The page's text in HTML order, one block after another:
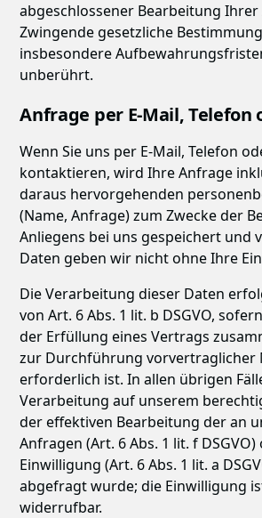
abgeschlossener Bearbeitung Ihrer
Zwingende gesetzliche
insbesondere
unberührt.
Anfrage per E-Mail, Telefon
Wenn Sie uns per E-Mail, Telefon
kontaktieren, wird Ihre Anfrage
daraus hervorgehenden
(Name, Anfrage) zum Zwecke der
Anliegens bei uns gespeichert und
Daten geben wir nicht ohne Ihre
Die Verarbeitung dieser Daten
von Art. 6 Abs. 1 lit. b DSGVO,
der Erfüllung eines Vertrags
zur Durchführung vorvertraglicher
erforderlich ist. In allen übrigen
Verarbeitung auf unserem
der effektiven Bearbeitung der an
Anfragen (Art. 6 Abs. 1 lit. f
Einwilligung (Art. 6 Abs. 1 lit. a
abgefragt wurde; die Einwilligung
widerrufbar.